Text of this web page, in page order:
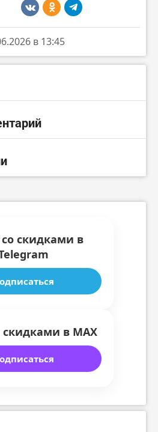
в 13:45
скидками в
скидками в MAX